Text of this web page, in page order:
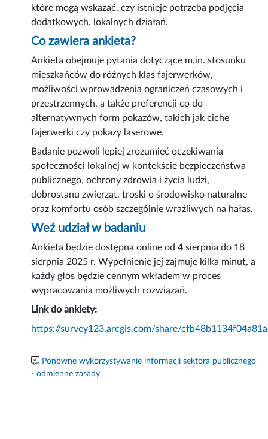
które mogą wskazać, czy istnieje potrzeba podjęcia
dodatkowych, lokalnych działań.
Co zawiera ankieta?
Ankieta obejmuje pytania dotyczące m.in. stosunku
mieszkańców do różnych klas fajerwerków,
możliwości wprowadzenia ograniczeń czasowych i
przestrzennych, a także preferencji co do
alternatywnych form pokazów, takich jak ciche
fajerwerki czy pokazy laserowe.
Badanie pozwoli lepiej zrozumieć oczekiwania
społeczności lokalnej w kontekście bezpieczeństwa
publicznego, ochrony zdrowia i życia ludzi,
dobrostanu zwierząt, troski o środowisko naturalne
oraz komfortu osób szczególnie wrażliwych na hałas.
Weź udział w badaniu
Ankieta będzie dostępna online od 4 sierpnia do 18
sierpnia 2025 r. Wypełnienie jej zajmuje kilka minut, a
każdy głos będzie cennym wkładem w proces
wypracowania możliwych rozwiązań.
Link do ankiety:
https://survey123.arcgis.com/share/
Ponowne wykorzystywanie informacji sektora publicznego
- odmienne zasady